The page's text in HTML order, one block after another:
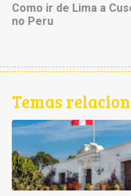
Como ir de Lima a
no Peru
Temas